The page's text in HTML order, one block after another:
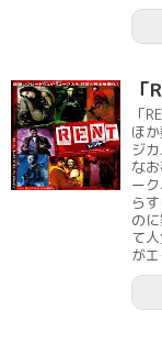
「
「
ほ
ジ
な
ー
ら
の
て
が